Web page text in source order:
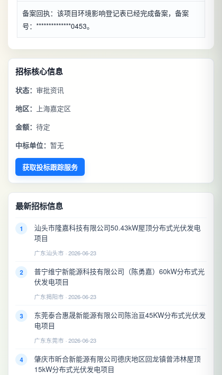
备案回执：该项目环境影响登记表已经完成备案，备案
号：**************0453。
招标核心信息
状态： 审批资讯
地区：
上海嘉定区
金额： 待定
中标单位： 暂无
获取投标跟踪服务
最新招标信息
1
汕头市隆嘉科技有限公司50.43kW屋顶分布式光伏发电
项目
广东汕头市 · 2026-06-23
2
普宁维宁新能源科技有限公司（陈勇嘉）60kW分布式光
伏发电项目
广东揭阳市 · 2026-06-23
3
东莞泰合惠晟新能源有限公司陈治亘45KW分布式光伏发
电项目
广东东莞市 · 2026-06-23
4
肇庆市昕合新能源有限公司德庆地区回龙镇曾沛林屋顶
15kW分布式光伏发电项目